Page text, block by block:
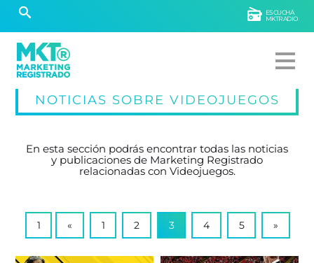
ESCUCHÁ
MKTRADIO
NOTICIAS SOBRE VIDEOJUEGOS
En esta sección podrás encontrar todas las noticias
y publicaciones de Marketing Registrado
relacionadas con Videojuegos.
1 « 1 2 3 4 5 »